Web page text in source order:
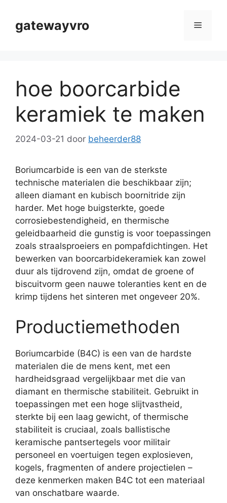
gatewayvro Menu
hoe boorcarbide
keramiek te maken
2024-03-21 door beheerder88
Boriumcarbide is een van de sterkste
technische materialen die beschikbaar zijn;
alleen diamant en kubisch boornitride zijn
harder. Met hoge buigsterkte, goede
corrosiebestendigheid, en thermische
geleidbaarheid die gunstig is voor toepassingen
zoals straalsproeiers en pompafdichtingen. Het
bewerken van boorcarbidekeramiek kan zowel
duur als tijdrovend zijn, omdat de groene of
biscuitvorm geen nauwe toleranties kent en de
krimp tijdens het sinteren met ongeveer 20%.
Productiemethoden
Boriumcarbide (B4C) is een van de hardste
materialen die de mens kent, met een
hardheidsgraad vergelijkbaar met die van
diamant en thermische stabiliteit. Gebruikt in
toepassingen met een hoge slijtvastheid,
sterkte bij een laag gewicht, of thermische
stabiliteit is cruciaal, zoals ballistische
keramische pantsertegels voor militair
personeel en voertuigen tegen explosieven,
kogels, fragmenten of andere projectielen –
deze kenmerken maken B4C tot een materiaal
van onschatbare waarde.